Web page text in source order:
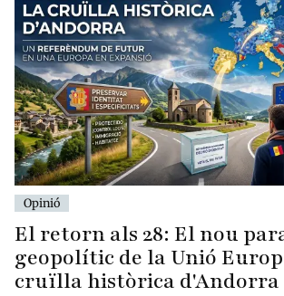
Opinió
El retorn als 28: El nou
geopolític de la Unió
cruïlla històrica d'Andorra